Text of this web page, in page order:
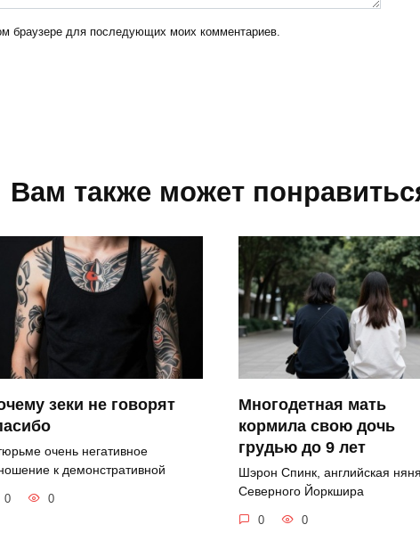
браузере для последующих моих комментариев.
Вам также может
зеки не говорят
очень негативное
к демонстративной
0 0
Многодетная мать
кормила свою дочь
грудью до 9 лет
Шэрон Спинк, английская
Северного Йоркшира
0 0